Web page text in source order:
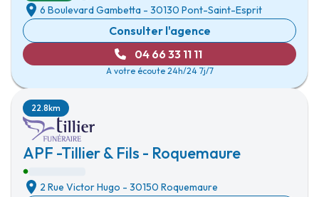
6 Boulevard Gambetta - 30130 Pont-Saint-Esprit
Consulter l'agence
04 66 33 11 11
A votre écoute 24h/24 7j/7
APF -Tillier & Fils - Roquemaure
22.8km
2 Rue Victor Hugo - 30150 Roquemaure